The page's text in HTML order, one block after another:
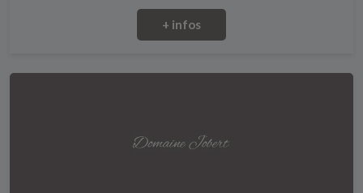
+ infos